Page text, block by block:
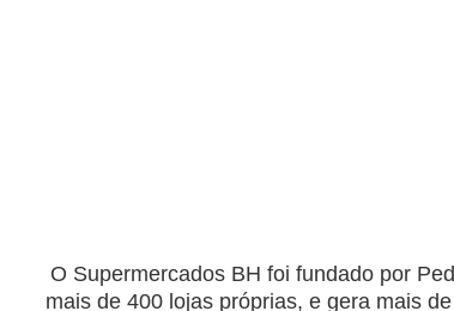
O Supermercados BH foi fundado por
mais de 400 lojas próprias, e gera mais